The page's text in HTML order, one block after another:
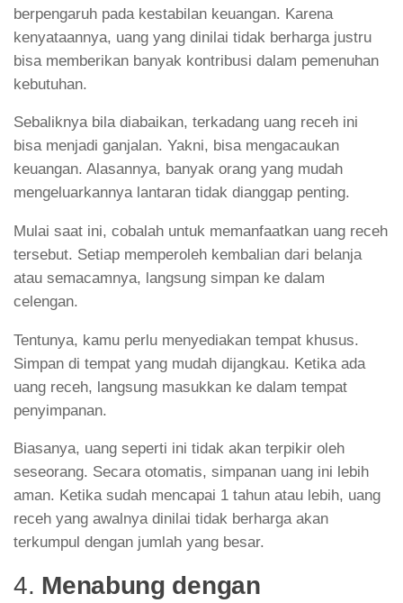
berpengaruh pada kestabilan keuangan. Karena
kenyataannya, uang yang dinilai tidak berharga justru
bisa memberikan banyak kontribusi dalam pemenuhan
kebutuhan.
Sebaliknya bila diabaikan, terkadang uang receh ini
bisa menjadi ganjalan. Yakni, bisa mengacaukan
keuangan. Alasannya, banyak orang yang mudah
mengeluarkannya lantaran tidak dianggap penting.
Mulai saat ini, cobalah untuk memanfaatkan uang receh
tersebut. Setiap memperoleh kembalian dari belanja
atau semacamnya, langsung simpan ke dalam
celengan.
Tentunya, kamu perlu menyediakan tempat khusus.
Simpan di tempat yang mudah dijangkau. Ketika ada
uang receh, langsung masukkan ke dalam tempat
penyimpanan.
Biasanya, uang seperti ini tidak akan terpikir oleh
seseorang. Secara otomatis, simpanan uang ini lebih
aman. Ketika sudah mencapai 1 tahun atau lebih, uang
receh yang awalnya dinilai tidak berharga akan
terkumpul dengan jumlah yang besar.
4. Menabung dengan